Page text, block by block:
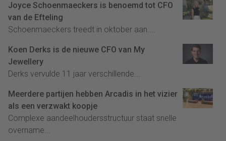
Joyce Schoenmaeckers is benoemd tot CFO
van de Efteling
Schoenmaeckers treedt in oktober aan....
Koen Derks is de nieuwe CFO van My
Jewellery
Derks vervulde 11 jaar verschillende...
Meerdere partijen hebben Arcadis in het vizier
als een verzwakt koopje
Complexe aandeelhoudersstructuur staat snelle
overname...